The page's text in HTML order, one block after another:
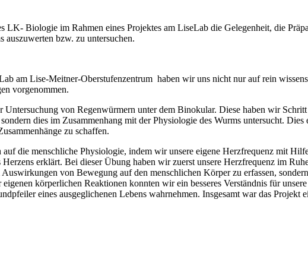
LK- Biologie im Rahmen eines Projektes am LiseLab die Gelegenheit, die
auszuwerten bzw. zu untersuchen.
am Lise-Meitner-Oberstufenzentrum haben wir uns nicht nur auf rein
vorgenommen.
Untersuchung von Regenwürmern unter dem Binokular. Diese haben wir
dies im Zusammenhang mit der Physiologie des Wurms untersucht.
zu schaffen.
die menschliche Physiologie, indem wir unsere eigene Herzfrequenz mit
erklärt. Bei dieser Übung haben wir zuerst unsere Herzfrequenz im
von Bewegung auf den menschlichen Körper zu erfassen,
körperlichen Reaktionen konnten wir ein besseres Verständnis für
eines ausgeglichenen Lebens wahrnehmen. Insgesamt war das Projekt